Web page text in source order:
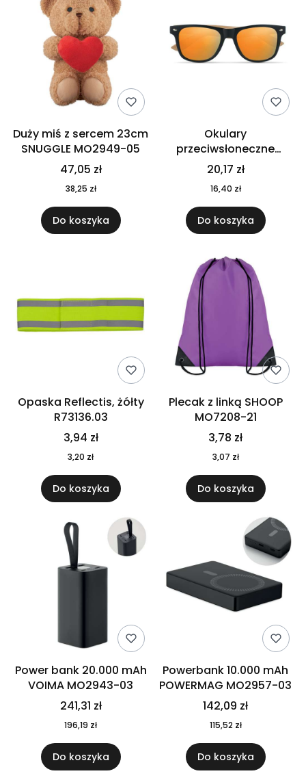
Duży miś z sercem 23cm
SNUGGLE MO2949-05
47,05 zł
38,25 zł
Do koszyka
Okulary
przeciwsłoneczne
CALIFORNIA TOUCH
MO9617-10
20,17 zł
16,40 zł
Do koszyka
Opaska Reflectis, żółty
R73136.03
3,94 zł
3,20 zł
Do koszyka
Plecak z linką SHOOP
MO7208-21
3,78 zł
3,07 zł
Do koszyka
Power bank 20.000 mAh
VOIMA MO2943-03
241,31 zł
196,19 zł
Do koszyka
Powerbank 10.000 mAh
POWERMAG MO2957-03
142,09 zł
115,52 zł
Do koszyka